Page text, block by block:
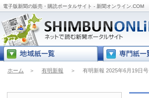
電子版新聞の販売・購読ポータルサイト - 新聞オンライン.COM
ホーム ＞ 有明新報 ＞ 有明新報 2025年6月19日号